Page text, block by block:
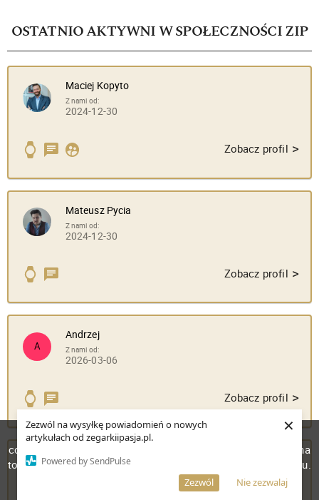
Zezwól na wysyłkę powiadomień o nowych
artykułach od zegarkiipasja.pl.
Powered by SendPulse
Nie zezwalaj
Zezwól
×
OSTATNIO AKTYWNI W SPOŁECZNOŚCI ZIP
Maciej Kopyto
Z nami od:
2024-12-30
Zobacz profil >
Mateusz Pycia
Z nami od:
2024-12-30
Zobacz profil >
A
Andrzej
Z nami od:
2026-03-06
Zobacz profil >
Redakcja Zegarki i Pasja
W celu poprawienia jakości usług korzystamy z plików
cookies. Pozostanie na stronie oznacza, iż wyrażasz zgodę na
to, że pliki cookies będą przechowywane w Twoim urządzeniu.
Więcej informacji